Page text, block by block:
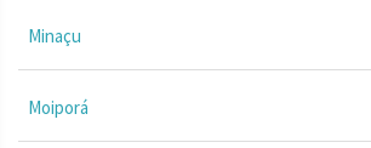
Minaçu
Moiporá